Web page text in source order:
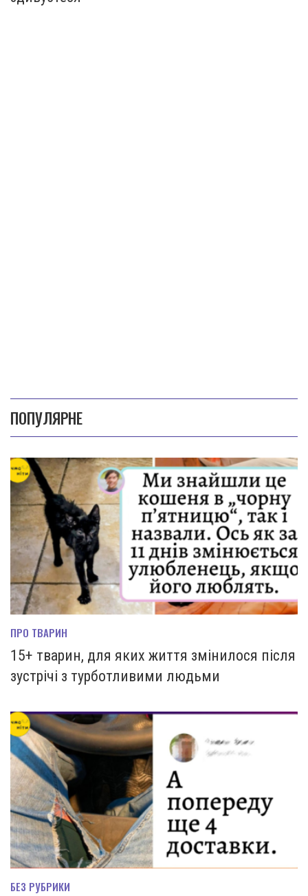
ПОПУЛЯРНЕ
ПРО ТВАРИН
15+ тварин, для яких життя змінилося після
зустрічі з турботливими людьми
БЕЗ РУБРИКИ